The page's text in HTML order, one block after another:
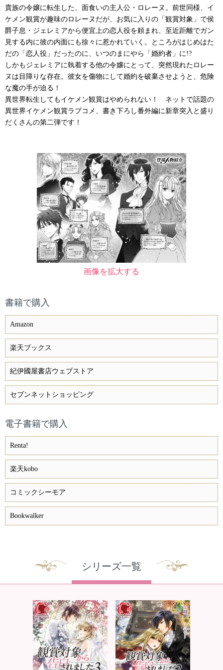
貴族の令嬢に転生した、面食いの主人公・ロレーヌ。前世同様、イ
ケメン観賞が趣味のロレーヌだが、お気に入りの「観賞対象」で侯
爵子息・ジェレミアから便宜上の恋人役を頼まれ、至近距離でガン
見する内に彼の内面にも徐々に惹かれていく。ところがはじめはた
だの「恋人役」だったのに、いつのまにやら「婚約者」に!?
しかもジェレミアに執着する他の令嬢にとって、突然現れたロレー
ヌは目障りな存在。彼女を傷物にして婚約を破棄させようと、危険
な魔の手が迫る！
異世界転生してもイケメン観賞はやめられない！ ネットで話題の
異世界イケメン観賞ラブコメ、書き下ろし番外編に新章突入と盛り
だくさんの第二弾です！
画像を拡大する
書籍で購入
Amazon
楽天ブックス
紀伊國屋書店ウェブストア
セブンネットショッピング
電子書籍で購入
Renta!
楽天kobo
コミックシーモア
Bookwalker
シリーズ一覧